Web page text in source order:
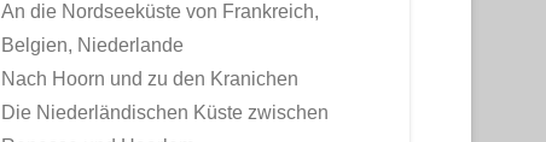
An die Nordseeküste von Frankreich,
Belgien, Niederlande
Nach Hoorn und zu den Kranichen
Die Niederländischen Küste zwischen